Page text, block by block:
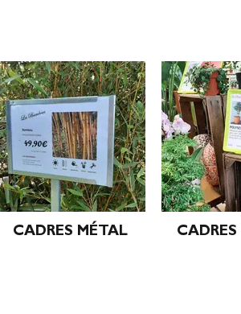
CADRES MÉTAL CADRES